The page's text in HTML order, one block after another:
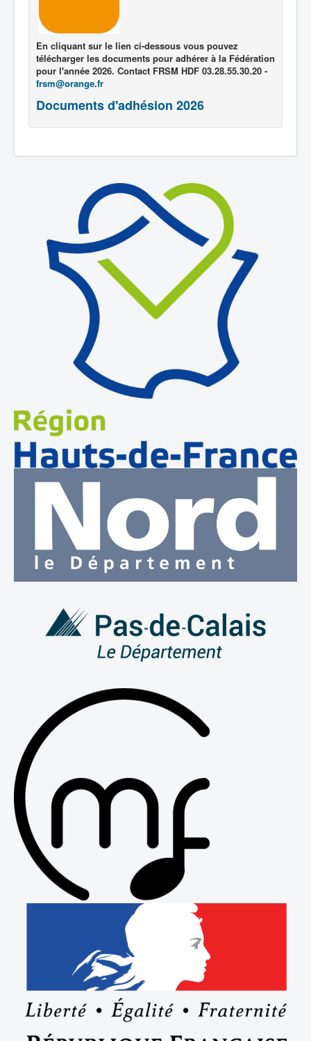
En cliquant sur le lien ci-dessous vous pouvez
télécharger les documents pour adhérer à la Fédération
pour l'année 2026. Contact FRSM HDF 03.28.55.30.20 -
frsm@orange.fr
Documents d'adhésion 2026